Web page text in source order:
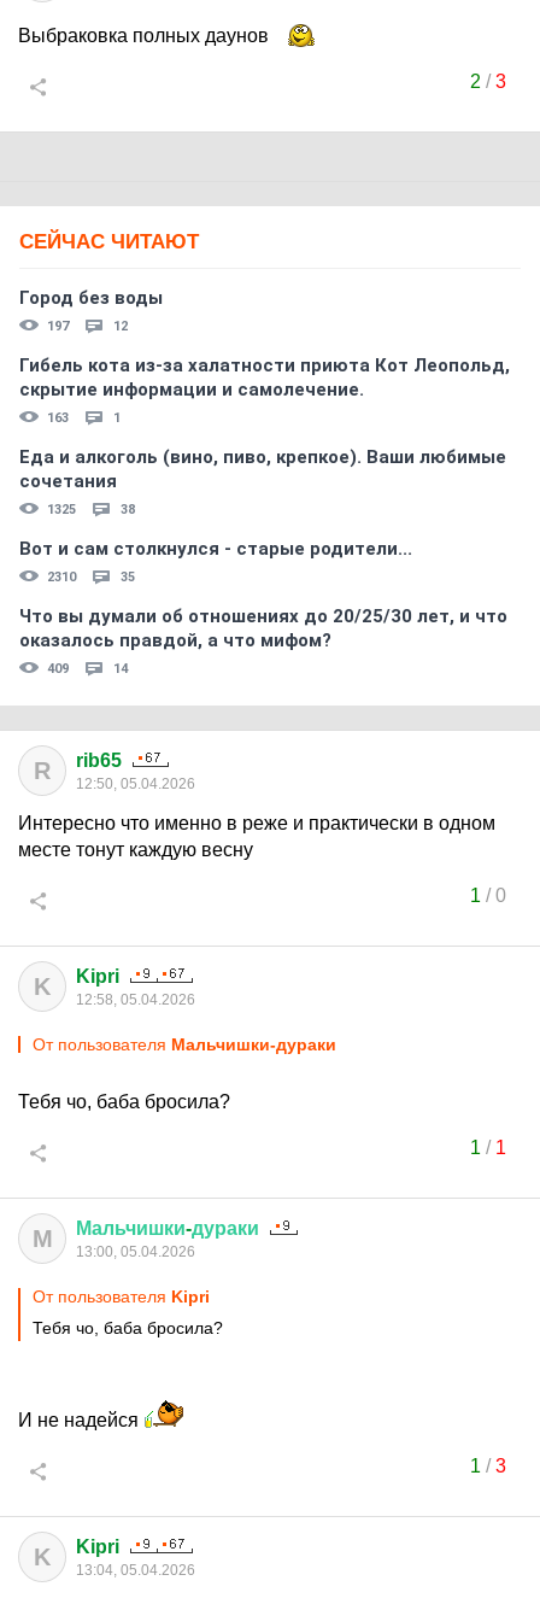
Выбраковка полных даунов
2 /3
СЕЙЧАС ЧИТАЮТ
Город без воды
197 12
Гибель кота из-за халатности приюта Кот Леопольд,
скрытиe информации и самолечение.
163 1
Еда и алкоголь (вино, пиво, крепкое). Ваши любимые
сочетания
1325 38
Вот и сам столкнулся - старые родители...
2310 35
Что вы думали об отношениях до 20/25/30 лет, и что
оказалось правдой, а что мифом?
409 14
R rib65
12:50, 05.04.2026
Интересно что именно в реже и практически в одном
месте тонут каждую весну
1 /0
K Kipri
12:58, 05.04.2026
От пользователя Мальчишки-дураки
Тебя чо, баба бросила?
1 / 1
М Мальчишки-дураки
13:00, 05.04.2026
От пользователя Kipri
Тебя чо, баба бросила?
И не надейся
1 /3
K Kipri
13:04, 05.04.2026